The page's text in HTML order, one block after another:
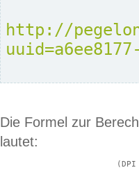
http://
Die Formel zur
lautet: